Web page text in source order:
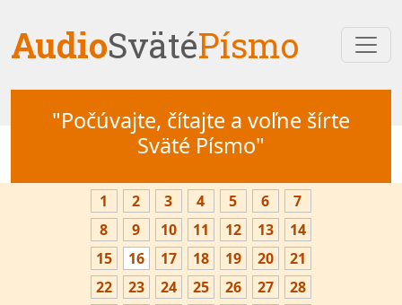
AudioSvätéPísmo
"Počúvajte, čítajte a voľne šírte
Sväté Písmo"
1 2 3 4 5 6
7
8
9 10 11 12 13
14
15
16 17 18 19 20
21
22
23 24 25 26 27
28